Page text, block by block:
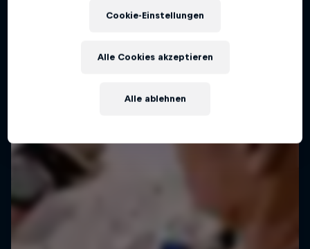
Cookie-Einstellungen
Alle ablehnen
Alle Cookies akzeptieren